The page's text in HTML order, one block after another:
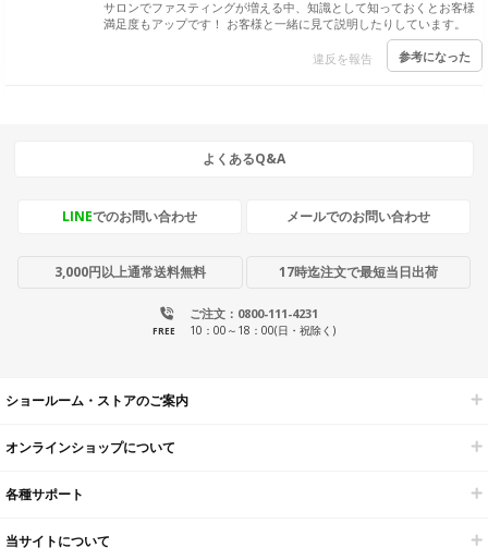
サロンでファスティングが増える中、知識として知っておくとお客様
満足度もアップです！ お客様と一緒に見て説明したりしています。
違反を報告 参考になった
よくあるQ&A
LINEでのお問い合わせ メールでのお問い合わせ
3,000円以上通常送料無料 17時迄注文で最短当日出荷
ご注文：0800-111-4231
FREE 10：00～18：00(日・祝除く)
ショールーム・ストアのご案内
オンラインショップについて
各種サポート
当サイトについて